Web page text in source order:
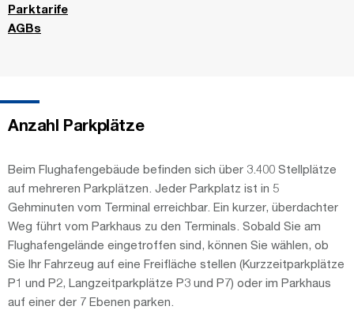
Parktarife
AGBs
Anzahl Parkplätze
Beim Flughafengebäude befinden sich über 3.400 Stellplätze
auf mehreren Parkplätzen. Jeder Parkplatz ist in 5
Gehminuten vom Terminal erreichbar. Ein kurzer, überdachter
Weg führt vom Parkhaus zu den Terminals. Sobald Sie am
Flughafengelände eingetroffen sind, können Sie wählen, ob
Sie Ihr Fahrzeug auf eine Freifläche stellen (Kurzzeitparkplätze
P1 und P2, Langzeitparkplätze P3 und P7) oder im Parkhaus
auf einer der 7 Ebenen parken.